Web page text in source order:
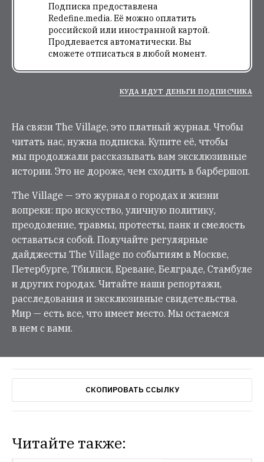
Подписка предоставлена
Redefine.media. Её можно оплатить
российской или иностранной картой.
Продлевается автоматически. Вы
сможете отписаться в любой момент.
КУДА ИДУТ ДЕНЬГИ ПОДПИСЧИКА
На связи The Village, это платный журнал. Чтобы
читать нас, нужна подписка. Купите её, чтобы
мы продолжали рассказывать вам эксклюзивные
истории. Это не дороже, чем сходить в барбершоп.
The Village — это журнал о городах и жизни
вопреки: про искусство, уличную политику,
преодоление, травмы, протесты, панк и смелость
оставаться собой. Получайте регулярные
дайджесты The Village по событиям в Москве,
Петербурге, Тбилиси, Ереване, Белграде, Стамбуле
и других городах. Читайте наши репортажи,
расследования и эксклюзивные свидетельства.
Мир — есть все, что имеет место. Мы остаемся
в нем с вами.
СКОПИРОВАТЬ ССЫЛКУ
Читайте также:
НОВОЕ МЕСТО